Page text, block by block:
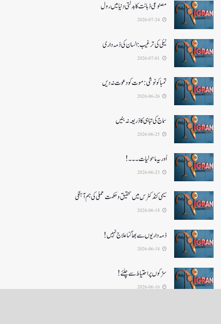
مصنوعی ذہانت کا بدلتی دنیا میں رول
نیکی کی ترغیب: انسان کی ذمہ داری
تمباکو نوشی: موت کو دعوت نہ دیں
سماج کی تباہی کا ذریعہ نہ بنیں
اُور یہ ماحولیات۔۔۔!
سیمی کنڈکٹرس میں تحقیق و حکمت عملی کی ہم آہنگی
ذمہ داریوں سے بھاگنا علاج نہیں!
سڑکوں پر احتیاط سے چلئے!